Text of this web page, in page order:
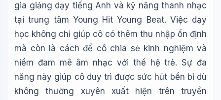
gia giảng dạy tiếng Anh và kỹ năng thanh nhạc
tại trung tâm Young Hit Young Beat. Việc dạy
học không chỉ giúp cô có thêm thu nhập ổn định
mà còn là cách để cô chia sẻ kinh nghiệm và
niềm đam mê âm nhạc với thế hệ trẻ. Sự đa
năng này giúp cô duy trì được sức hút bền bỉ dù
không thường xuyên xuất hiện trên truyền